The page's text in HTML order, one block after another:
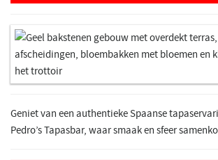
Geniet van een authentieke Spaanse
Pedro’s Tapasbar, waar smaak en sfeer